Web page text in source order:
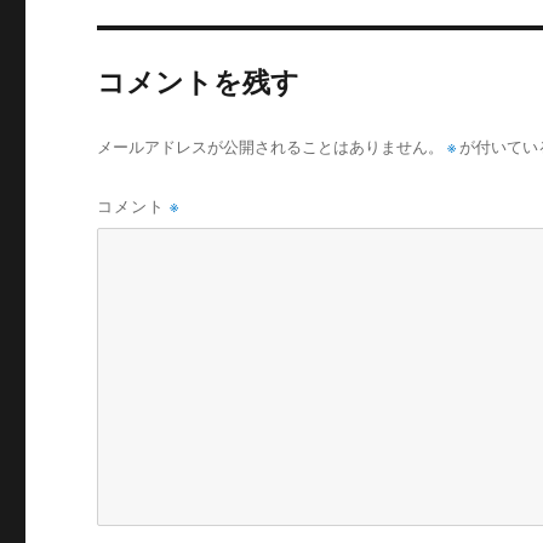
コメントを残す
メールアドレスが公開されることはありません。 ※ が付いて
コメント※